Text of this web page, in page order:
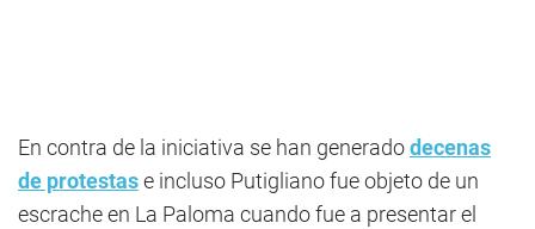
En contra de la iniciativa se han generadodecenas
de protestase incluso Putigliano fue objeto de un
escrache en La Paloma cuando fue a presentar el